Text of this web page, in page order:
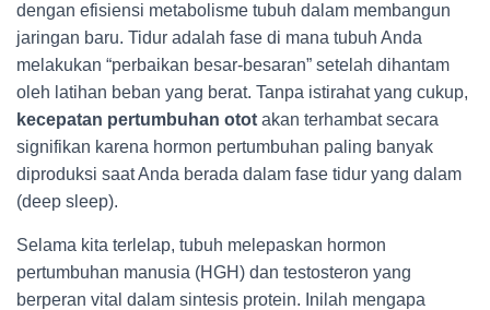
dengan efisiensi metabolisme tubuh dalam membangun
jaringan baru. Tidur adalah fase di mana tubuh Anda
melakukan “perbaikan besar-besaran” setelah dihantam
oleh latihan beban yang berat. Tanpa istirahat yang cukup,
kecepatan pertumbuhan otot akan terhambat secara
signifikan karena hormon pertumbuhan paling banyak
diproduksi saat Anda berada dalam fase tidur yang dalam
(deep sleep).
Selama kita terlelap, tubuh melepaskan hormon
pertumbuhan manusia (HGH) dan testosteron yang
berperan vital dalam sintesis protein. Inilah mengapa